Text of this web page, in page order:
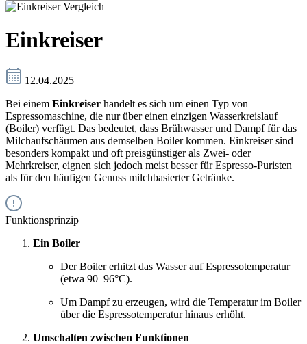
Einkreiser
12.04.2025
Bei einem Einkreiser handelt es sich um einen Typ von
Espressomaschine, die nur über einen einzigen Wasserkreislauf
(Boiler) verfügt. Das bedeutet, dass Brühwasser und Dampf für das
Milchaufschäumen aus demselben Boiler kommen. Einkreiser sind
besonders kompakt und oft preisgünstiger als Zwei- oder
Mehrkreiser, eignen sich jedoch meist besser für Espresso-Puristen
als für den häufigen Genuss milchbasierter Getränke.
Funktionsprinzip
Ein Boiler
Der Boiler erhitzt das Wasser auf Espressotemperatur
(etwa 90–96°C).
Um Dampf zu erzeugen, wird die Temperatur im Boiler
über die Espressotemperatur hinaus erhöht.
Umschalten zwischen Funktionen